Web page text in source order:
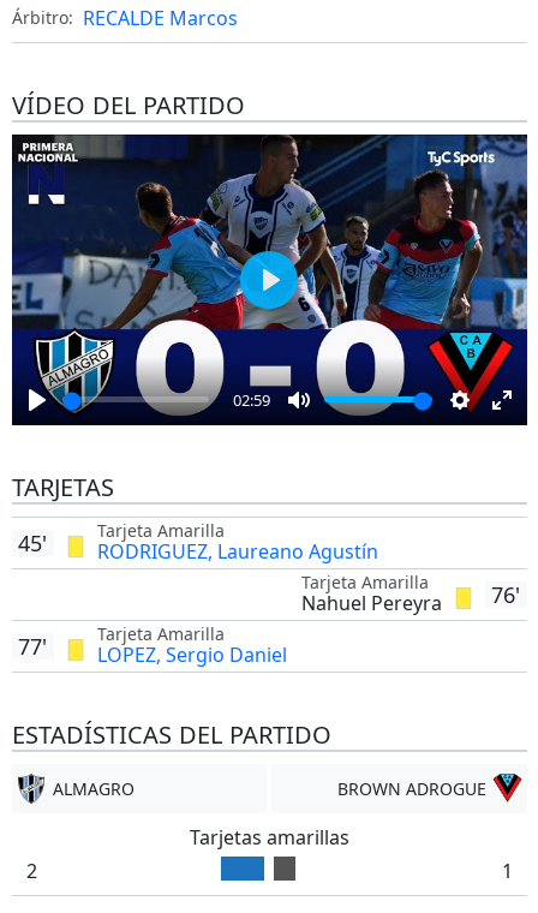
Árbitro: RECALDE Marcos
VÍDEO DEL PARTIDO
Play
02:59
Mute Settings
Play
TARJETAS
Tarjeta Amarilla
RODRIGUEZ, Laureano Agustín
45'
76'
Tarjeta Amarilla
Nahuel Pereyra
Tarjeta Amarilla
LOPEZ, Sergio Daniel
77'
ESTADÍSTICAS DEL PARTIDO
ALMAGRO BROWN ADROGUE
Tarjetas amarillas
2
1